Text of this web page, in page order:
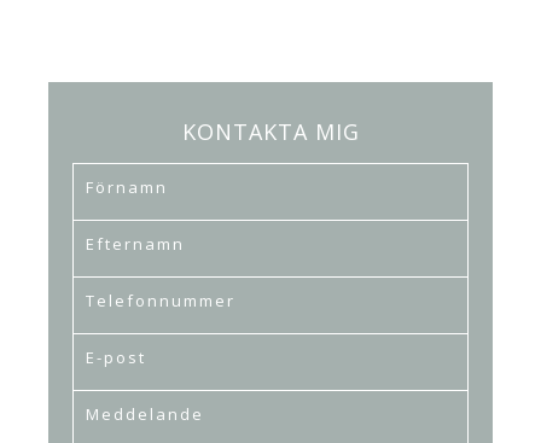
KONTAKTA MIG